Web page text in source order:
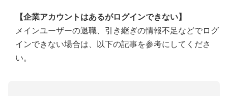
【企業アカウントはあるがログインできない】
メインユーザーの退職、引き継ぎの情報不足などでログ
インできない場合は、以下の記事を参考にしてくださ
い。